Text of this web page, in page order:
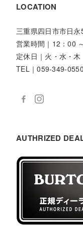
LOCATION
三重県四日市市日
営業時間｜12：00
定休日｜火・水・木
TEL｜059-349-0550
AUTHRIZED